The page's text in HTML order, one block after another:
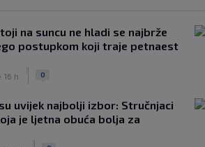
na suncu ne hladi se najbrže
postupkom koji traje petnaest
16 h 0
uvijek najbolji izbor: Stručnjaci
je ljetna obuća bolja za